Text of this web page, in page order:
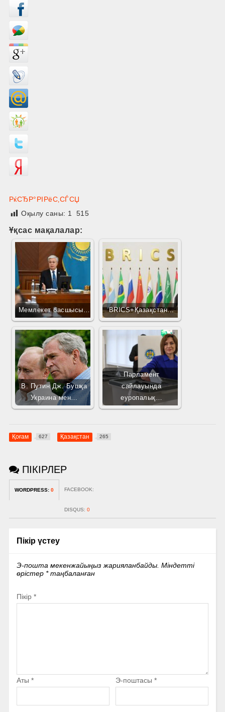
РќСЂР°РІРёС‚СЃСЏ
Оқылу саны: 1 515
Ұқсас мақалалар:
Мемлекет басшысы… BRICS+Қазақстан…
В. Путин Дж. Бушқа
Украина мен…
Парламент
сайлауында
еуропалық…
Қоғам 627 Қазақстан 265
ПІКІРЛЕР
WORDPRESS: 0 FACEBOOK:
DISQUS: 0
Пікір үстеу
Э-пошта мекенжайыңыз жарияланбайды. Міндетті
өрістер *таңбаланған
Пікір *
Аты * Э-поштасы *